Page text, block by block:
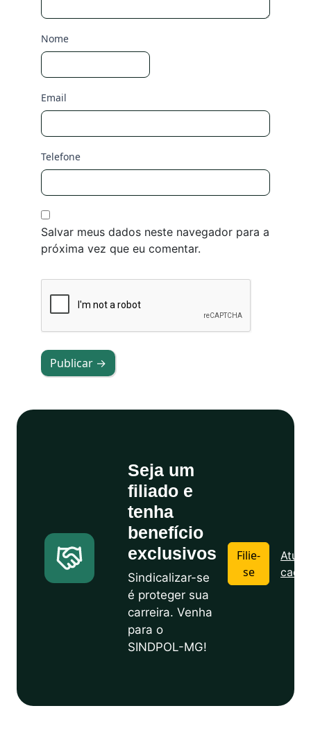
Nome
Email
Telefone
Salvar meus dados neste navegador para a
próxima vez que eu comentar.
Publicar →
Seja um
filiado e
tenha
benefício
exclusivos
Sindicalizar-se
é proteger sua
carreira. Venha
para o
SINDPOL-MG!
Filie-
se